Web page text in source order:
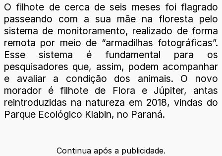
O filhote de cerca de seis meses foi flagrado
passeando com a sua mãe na floresta pelo
sistema de monitoramento, realizado de forma
remota por meio de “armadilhas fotográficas”.
Esse sistema é fundamental para os
pesquisadores que, assim, podem acompanhar
e avaliar a condição dos animais. O novo
morador é filhote de Flora e Júpiter, antas
reintroduzidas na natureza em 2018, vindas do
Parque Ecológico Klabin, no Paraná.
Continua após a publicidade.